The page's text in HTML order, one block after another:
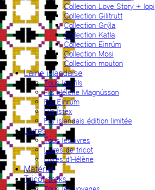
Collection Love Story + lopi
Collection Gilitrutt
Collection Grýla
Collection Katla
Collection Einrúm
Collection Mosi
Collection mouton
Laine islandaise
Tous les fils
Fils Hélène Magnússon
Fils Einrúm
Fils Ístex
Fils islandais édition limitée
Livres
Tous les livres
Livres de tricot
Livres d’Hélène
Matériel
Tricot-treks